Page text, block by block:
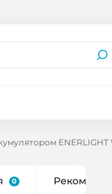
ENERLIGHT
0